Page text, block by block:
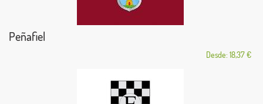
Peñafiel
Desde: 18,37 €